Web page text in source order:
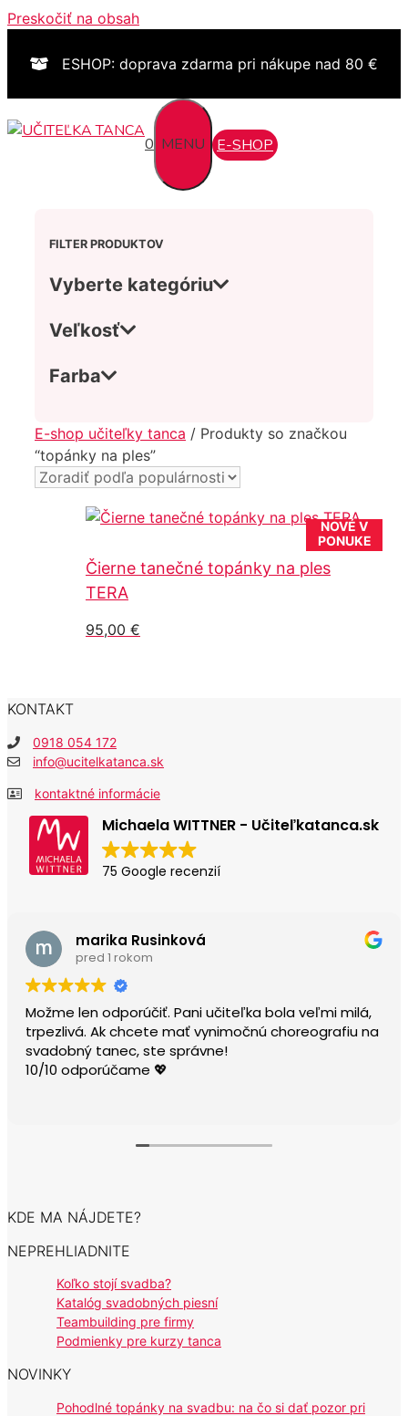
Preskočiť na obsah
ESHOP: doprava zdarma pri nákupe nad 80 €
E-SHOP
0 MENU
E-shop učiteľky tanca / Produkty so značkou
“topánky na ples”
NOVÉ V
PONUKE
Čierne tanečné topánky na ples
TERA
95,00 €
FILTER PRODUKTOV
Vyberte kategóriu
Veľkosť
Farba
KONTAKT
0918 054 172
info@ucitelkatanca.sk
kontaktné informácie
Michaela WITTNER - Učiteľkatanca.sk
75 Google recenzií
marika Rusinková
pred 1 rokom
Možme len odporúčiť. Pani učiteľka bola veľmi milá,
trpezlivá. Ak chcete mať vynimočnú choreografiu na
svadobný tanec, ste správne!
10/10 odporúčame 💖
KDE MA NÁJDETE?
NEPREHLIADNITE
Koľko stojí svadba?
Katalóg svadobných piesní
Teambuilding pre firmy
Podmienky pre kurzy tanca
NOVINKY
Pohodlné topánky na svadbu: na čo si dať pozor pri